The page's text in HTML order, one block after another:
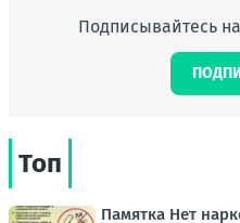
Подписывайтесь
Топ
Памятка Нет